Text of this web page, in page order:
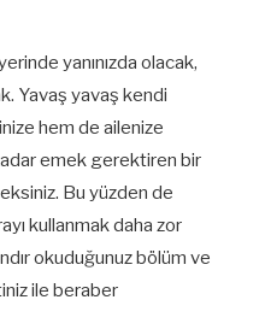
yanınızda olacak,
Yavaş yavaş kendi
hem de ailenize
emek gerektiren bir
Bu yüzden de
kullanmak daha zor
okuduğunuz bölüm ve
ile beraber